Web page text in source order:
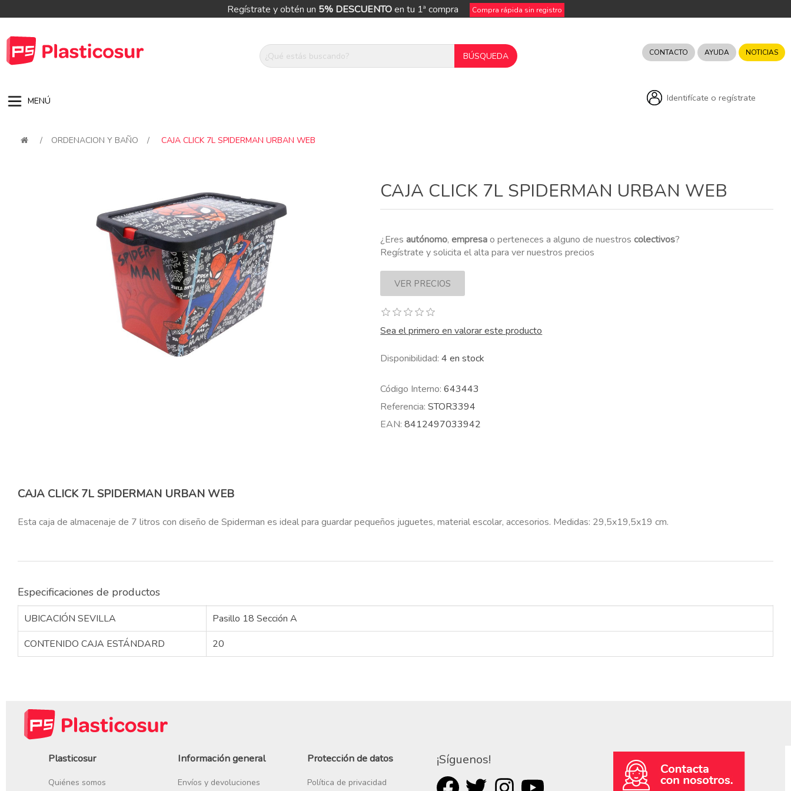
Regístrate y obtén un 5% DESCUENTOen tu 1ª compra Compra rápida sin registro
CONTACTO AYUDA NOTICIAS
Identifícate o regístrate
MENÚ
/ ORDENACION Y BAÑO / CAJA CLICK 7L SPIDERMAN URBAN WEB
CAJA CLICK 7L SPIDERMAN URBAN WEB
¿Eresautónomo,empresao perteneces a alguno de nuestroscolectivos?
Regístrate y solicita el alta para ver nuestros precios
Sea el primero en valorar este producto
Disponibilidad: 4 en stock
Código Interno: 643443
Referencia: STOR3394
EAN: 8412497033942
CAJA CLICK 7L SPIDERMAN URBAN WEB
Esta caja de almacenaje de 7 litros con diseño de Spiderman es ideal para guardar pequeños juguetes, material escolar, accesorios. Medidas: 29,5x19,5x19 cm.
Especificaciones de productos
UBICACIÓN SEVILLA
Pasillo 18 Sección A
CONTENIDO CAJA ESTÁNDARD
20
Plasticosur
Quiénes somos
Información general
Envíos y devoluciones
Protección de datos
Política de privacidad
¡Síguenos!